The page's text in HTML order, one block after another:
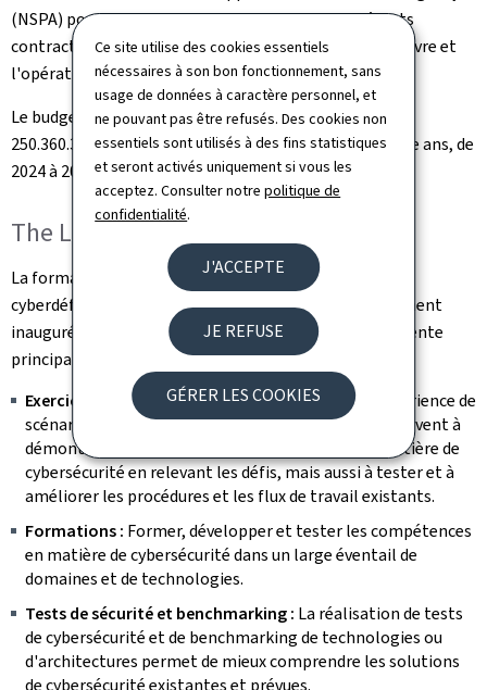
Ce site utilise des cookies essentiels
nécessaires à son bon fonctionnement, sans
usage de données à caractère personnel, et
ne pouvant pas être refusés. Des cookies non
essentiels sont utilisés à des fins statistiques
et seront activés uniquement si vous les
acceptez. Consulter notrepolitique de
confidentialité.
J'ACCEPTE
JE REFUSE
GÉRER LES COOKIES
(NSPA) pour la gestion des contrats avec les différents
contractants externes nécessaires pour la mise en oeuvre et
l'opération des environnements cloud.
Le budget total du projet, d'un montant maximum de
250.360.323 euros, sera réparti sur une période de douze ans, de
2024 à 2035.
The Luxembourg Cyber Range
La formation et l'éducation sont l'un des piliers de la
cyberdéfense. Le
Luxembourg Cyber Range
, officiellement
inauguré en octobre 2021, est une plateforme polyvalente
principalement utilisée pour trois scénarios :
Exercices :
Permettre aux utilisateurs de faire l'expérience de
scénarios réalistes de cyberconflits. Les exercices servent à
démontrer et à développer les compétences en matière de
cybersécurité en relevant les défis, mais aussi à tester et à
améliorer les procédures et les flux de travail existants.
Formations : Former, développer et tester les compétences
en matière de cybersécurité dans un large éventail de
domaines et de technologies.
Tests de sécurité et benchmarking : La réalisation de tests
de cybersécurité et de benchmarking de technologies ou
d'architectures permet de mieux comprendre les solutions
de cybersécurité existantes et prévues.